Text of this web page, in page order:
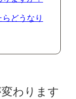
どうなり
わります